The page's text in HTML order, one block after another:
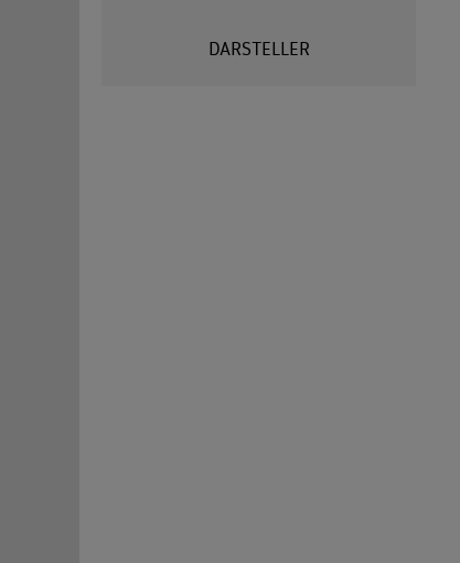
DARSTELLER